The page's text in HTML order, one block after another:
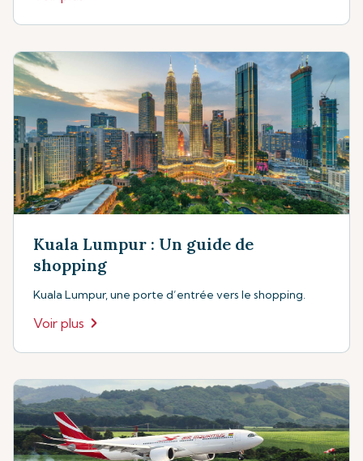
Kuala Lumpur : Un guide de
shopping
Kuala Lumpur, une porte d’entrée vers le shopping.
Voir plus